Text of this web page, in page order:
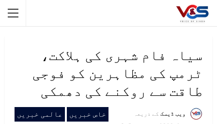
سیاہ فام شہری کی ہلاکت،
ٹرمپ کی مظاہرین کو فوجی
طاقت سے روکنے کی دھمکی
خاص خبریں عالمی خبریں ویب ڈیسک کے ذریعہ